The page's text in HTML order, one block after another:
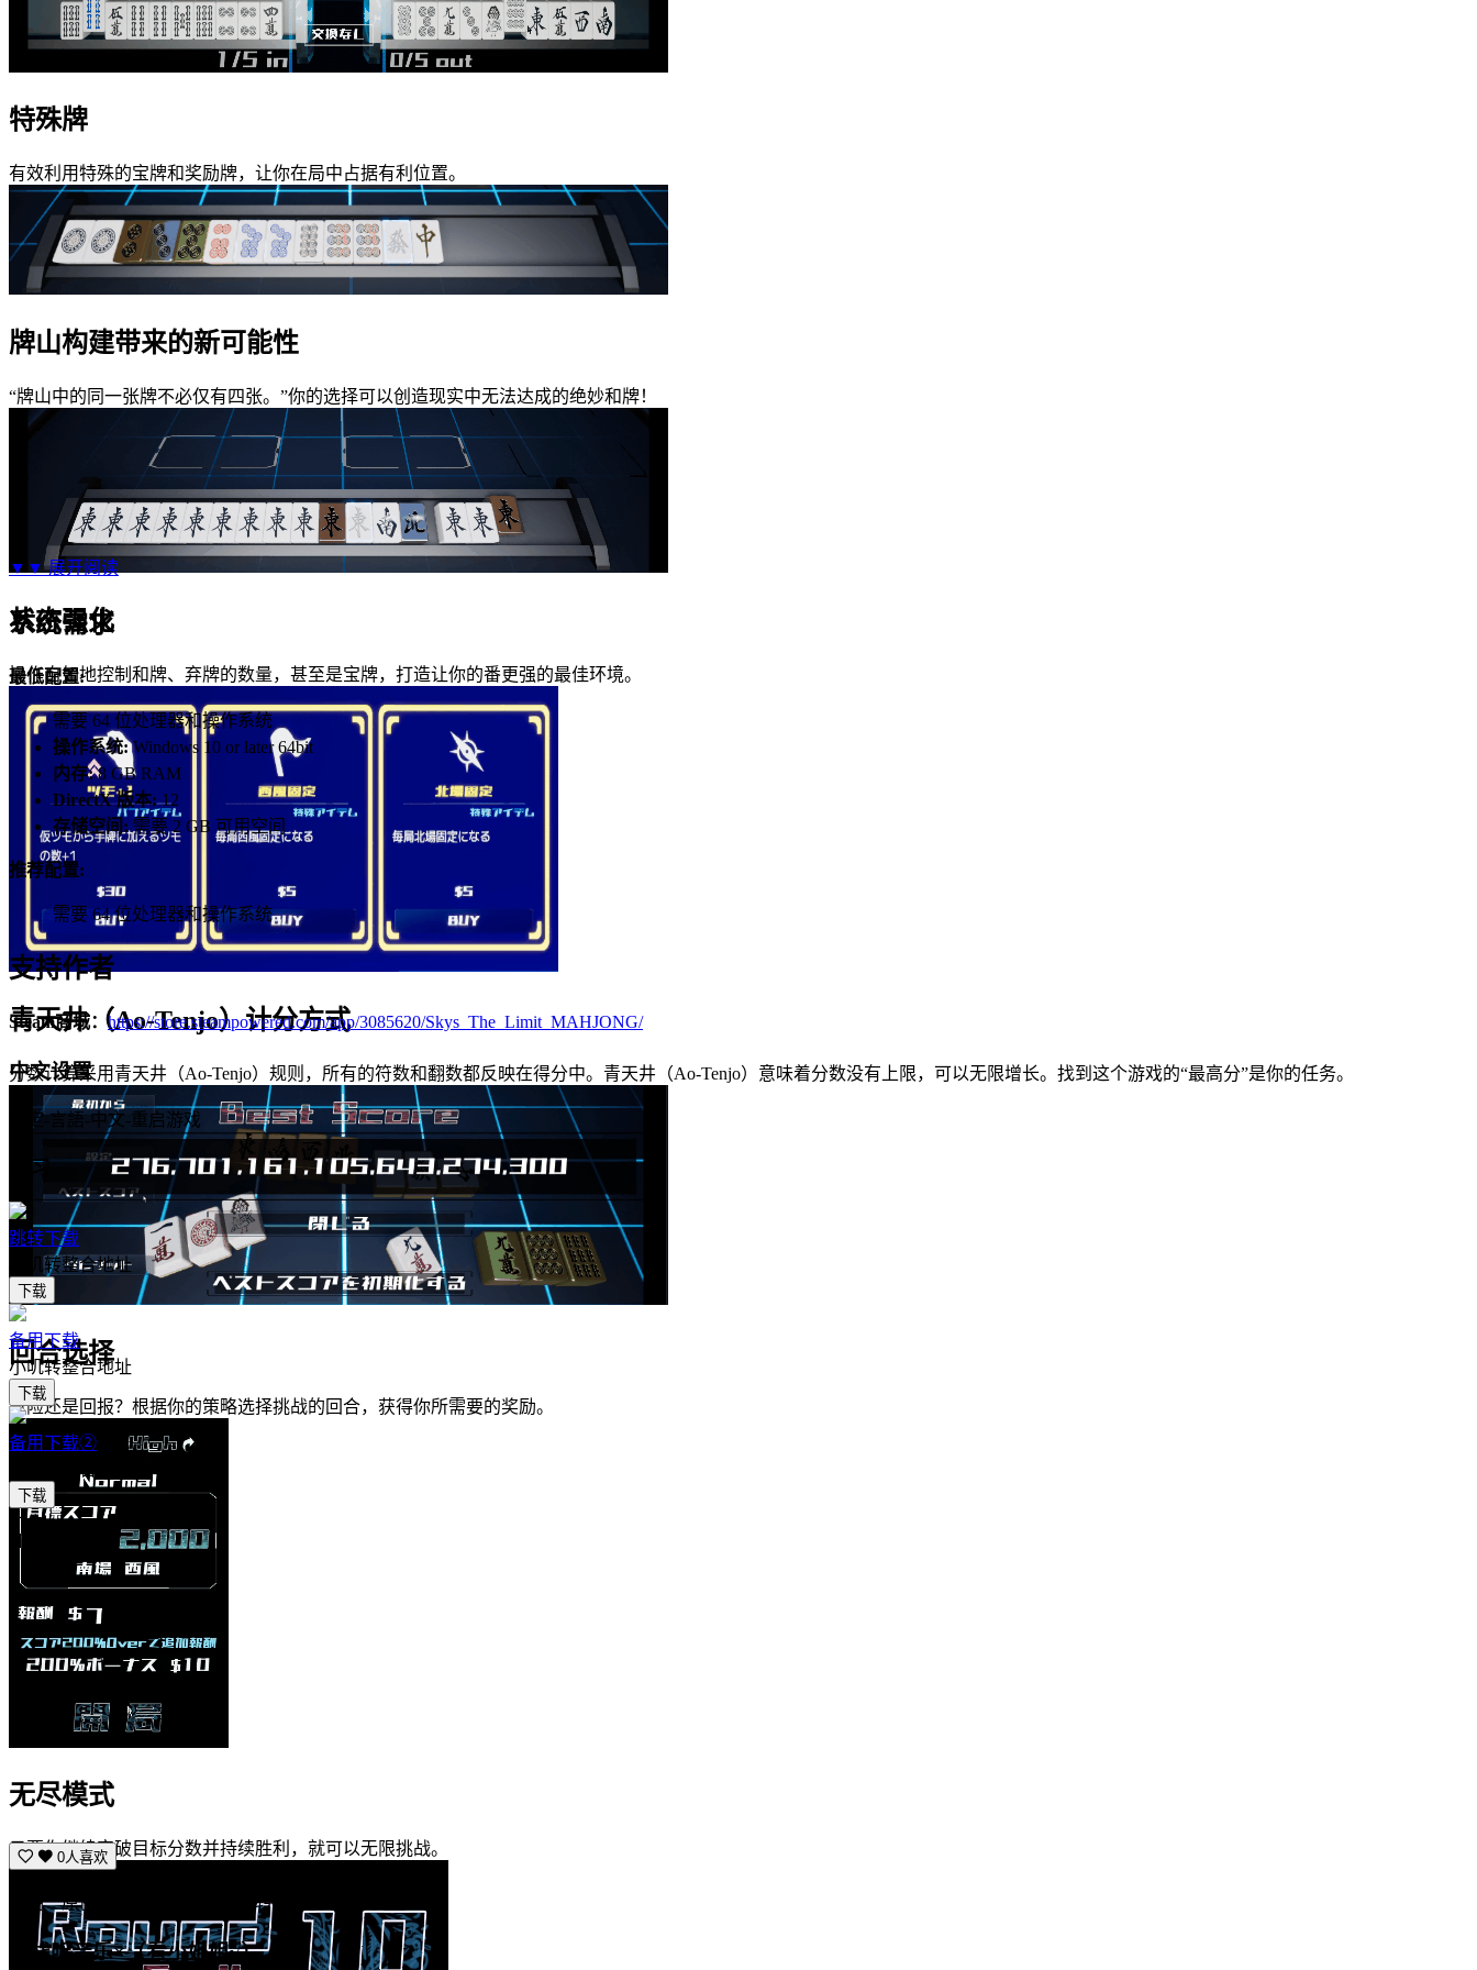
特殊牌
有效利用特殊的宝牌和奖励牌，让你在局中占据有利位置。
牌山构建带来的新可能性
“牌山中的同一张牌不必仅有四张。”你的选择可以创造现实中无法达成的绝妙和牌！
状态强化
操作自如地控制和牌、弃牌的数量，甚至是宝牌，打造让你的番更强的最佳环境。
青天井（Ao-Tenjo）计分方式
分数计算采用青天井（Ao-Tenjo）规则，所有的符数和翻数都反映在得分中。青天井（Ao-Tenjo）意味着分数没有上限，可以无限增长。找到这个游戏的“最高分”是你的任务。
回合选择
风险还是回报？根据你的策略选择挑战的回合，获得你所需要的奖励。
无尽模式
只要你继续突破目标分数并持续胜利，就可以无限挑战。
▼▼展开阅读
系统需求
最低配置:
需要 64 位处理器和操作系统
操作系统:Windows 10 or later 64bit
内存:8 GB RAM
DirectX 版本:12
存储空间:需要 2 GB 可用空间
推荐配置:
需要 64 位处理器和操作系统
支持作者
Steam商城：https://store.steampowered.com/app/3085620/Skys_The_Limit_MAHJONG/
中文设置
設定-言語-中文-重启游戏
学习
跳转下载
小叽转整合地址
下载
备用下载
小叽转整合地址
下载
备用下载②
下载
广告
0人喜欢
声明：原创文章请勿转载，如需转载请注明出处！
在线听音乐×（看小姐姐√）